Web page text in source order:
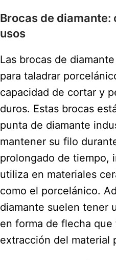
Brocas de
usos
Las brocas de
para taladrar
capacidad de cortar y
duros. Estas brocas
punta de diamante
mantener su filo
prolongado de tiempo,
utiliza en materiales
como el porcelánico.
diamante suelen tener
en forma de flecha
extracción del material